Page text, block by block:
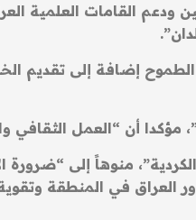
ودعم القامات العلمية
إضافة إلى تقديم
مؤكدا أن “العمل
منوهاً إلى “ضرورة
العراق في المنطقة